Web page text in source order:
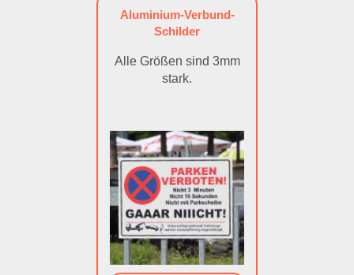
Aluminium-Verbund-
Schilder
Alle Größen sind 3mm
stark.